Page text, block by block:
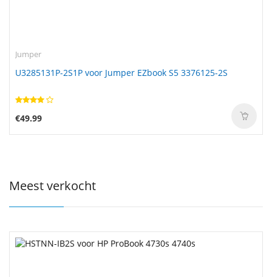
Jumper
U3285131P-2S1P voor Jumper EZbook S5 3376125-2S
€49.99
Meest verkocht